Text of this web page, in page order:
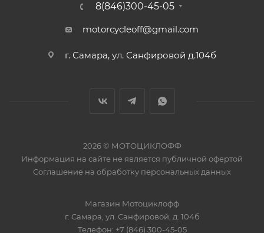
8(846)300-45-05
motorcycleoff@gmail.com
г. Самара, ул. Санфировой д.104б
2026 © МОТОЦИКЛОФФ
Информация на сайте не является публичной офертой
Соглашение на обработку персональных данных
Магазин Мотоциклофф
г. Самара ул. Санфировой, д. 104б
Телефон: +7 (846) 300-45-05